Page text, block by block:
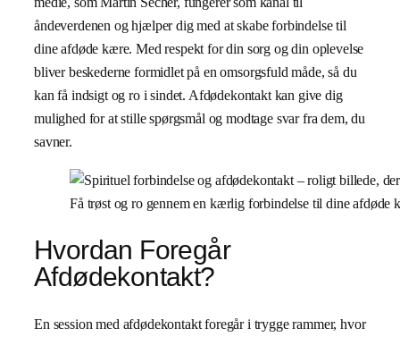
åndeverdenen og hjælper dig med at skabe forbindelse til
dine afdøde kære. Med respekt for din sorg og din oplevelse
bliver beskederne formidlet på en omsorgsfuld måde, så du
kan få indsigt og ro i sindet. Afdødekontakt kan give dig
mulighed for at stille spørgsmål og modtage svar fra dem, du
savner.
Få trøst og ro gennem en kærlig forbindelse til dine afdøde
Hvordan Foregår
Afdødekontakt?
En session med afdødekontakt foregår i trygge rammer, hvor